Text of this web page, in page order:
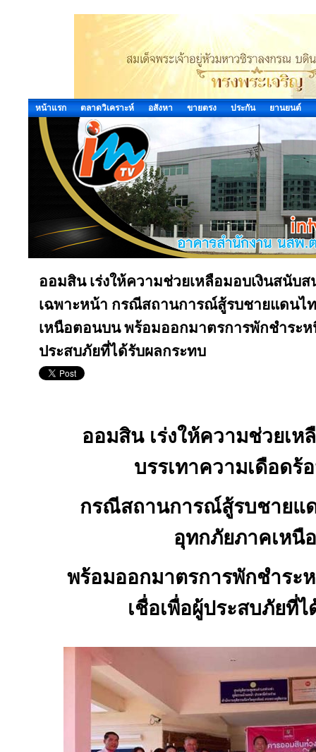
หน้าแรก ตลาดวิเคราะห์ อสังหา ขายตรง ประกัน ยานยนต์
ออมสิน เร่งให้ความช่วยเหลือมอบเงินสนับ
เฉพาะหน้า กรณีสถานการณ์สู้รบชายแดนไ
เหนือตอนบน พร้อมออกมาตรการพักชำระห
ประสบภัยที่ได้รับผลกระทบ
ออมสิน เร่งให้ความช่วยเ
บรรเทาความเดือดร้
กรณีสถานการณ์สู้รบชายแ
อุทกภัยภาคเหนื
พร้อมออกมาตรการพักชำระ
เชื่อเพื่อผู้ประสบภัยที่